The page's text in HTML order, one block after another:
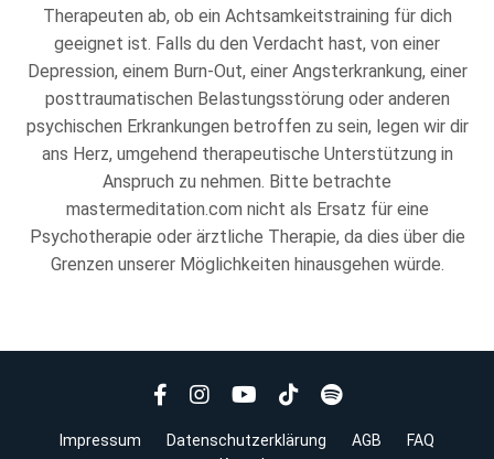
Therapeuten ab, ob ein Achtsamkeitstraining für dich
geeignet ist. Falls du den Verdacht hast, von einer
Depression, einem Burn-Out, einer Angsterkrankung, einer
posttraumatischen Belastungsstörung oder anderen
psychischen Erkrankungen betroffen zu sein, legen wir dir
ans Herz, umgehend therapeutische Unterstützung in
Anspruch zu nehmen. Bitte betrachte
mastermeditation.com nicht als Ersatz für eine
Psychotherapie oder ärztliche Therapie, da dies über die
Grenzen unserer Möglichkeiten hinausgehen würde.
Impressum Datenschutzerklärung AGB
FAQ